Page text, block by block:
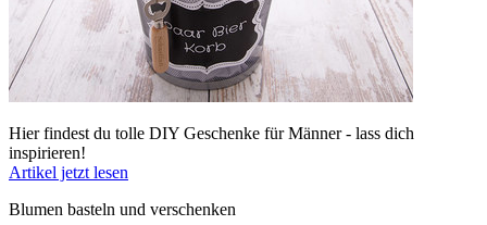
Hier findest du tolle DIY Geschenke für Männer - lass dich
inspirieren!
Artikel jetzt lesen
Blumen basteln und verschenken